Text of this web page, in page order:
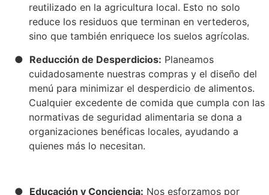
reutilizado en la agricultura local. Esto no solo
reduce los residuos que terminan en vertederos,
sino que también enriquece los suelos agrícolas.
● Reducción de Desperdicios: Planeamos
cuidadosamente nuestras compras y el diseño del
menú para minimizar el desperdicio de alimentos.
Cualquier excedente de comida que cumpla con las
normativas de seguridad alimentaria se dona a
organizaciones benéficas locales, ayudando a
quienes más lo necesitan.
● Educación y Conciencia: Nos esforzamos por